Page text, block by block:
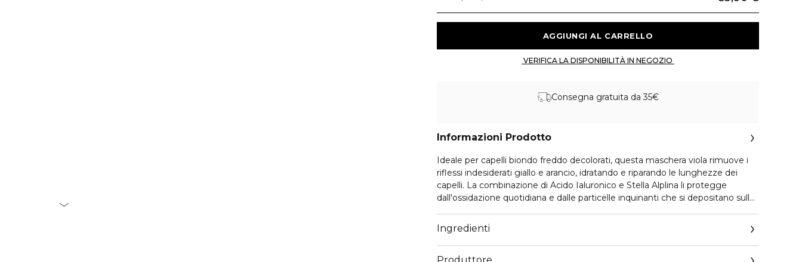
Consegna gratuita da 35€
Informazioni Prodotto
Ideale per capelli biondo freddo decolorati, questa maschera viola rimuove i
riflessi indesiderati giallo e arancio, idratando e riparando le lunghezze dei
capelli. La combinazione di Acido Ialuronico e Stella Alplina li protegge
dall'ossidazione quotidiana e dalle particelle inquinanti che si depositano sulla
necessario, così da mantenere i capelli biondi luminosi e morbidi.
Ingredienti